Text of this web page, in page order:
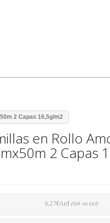
2 Capas 16,5g/m2
en Rollo
2 Capas
6,27€/ud (IVA no incl)